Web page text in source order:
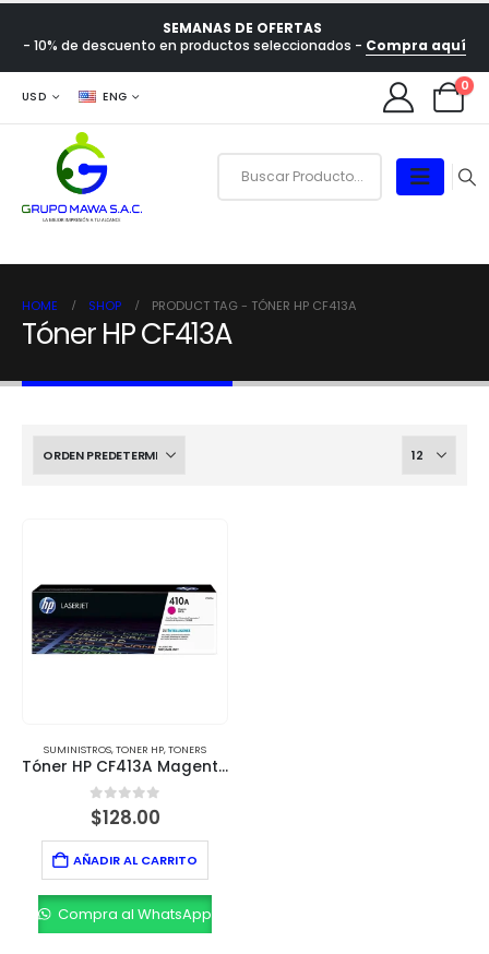
SEMANAS DE OFERTAS
- 10% de descuento en productos seleccionados - Compra aquí
USD ENG
0
HOME SHOP PRODUCT TAG - TÓNER HP CF413A
Tóner HP CF413A
SUMINISTROS,TONER HP,TONERS
Tóner HP CF413A Magenta (410A) – 2,300 Páginas
0out of 5
$128.00
AÑADIR AL CARRITO
Compra al WhatsApp